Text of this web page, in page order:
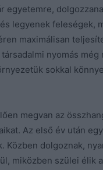
egyetemre,
legyenek feleségek,
maximálisan
nyomás még
sokkal
megvan az
Az első év után
Közben dolgoznak,
miközben szülei élik